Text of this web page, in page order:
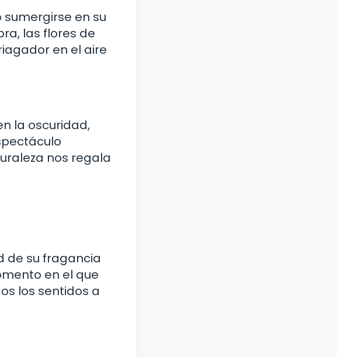
en su
las flores de
en el aire
la oscuridad,
nos regala
de su fragancia
en el que
los sentidos a